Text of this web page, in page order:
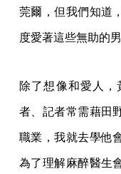
莞爾，但我們知道
度愛著這些無助的男
除了想像和愛人
者、記者常需藉田
職業，我就去學他
為了理解麻醉醫生